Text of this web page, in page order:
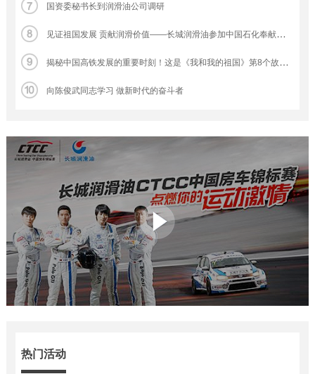
国资委秘书长到润滑油公司调研
向陈俊武同志学习 做新时代的奋斗者
热门活动